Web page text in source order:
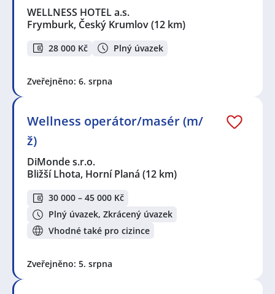
WELLNESS HOTEL a.s.
Frymburk, Český Krumlov(12 km)
28 000 Kč Plný úvazek
Zveřejněno: 6. srpna
Wellness operátor/masér (m/
ž)
DiMonde s.r.o.
Bližší Lhota, Horní Planá (12 km)
30 000 – 45 000 Kč
Plný úvazek, Zkrácený úvazek
Vhodné také pro cizince
Zveřejněno: 5. srpna